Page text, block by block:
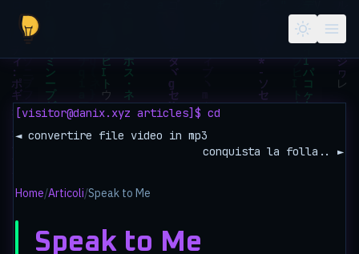
[visitor@danix.xyz articles]$ cd
◄ convertire file video in mp3
conquista la folla.. ►
Home/Articoli/Speak to Me
Speak to Me